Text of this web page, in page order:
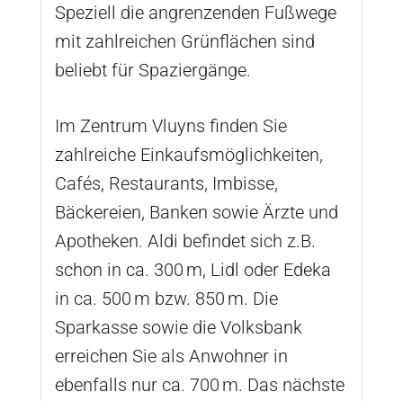
Speziell die angrenzenden Fußwege
mit zahlreichen Grünflächen sind
beliebt für Spaziergänge.
Im Zentrum Vluyns finden Sie
zahlreiche Einkaufsmöglichkeiten,
Cafés, Restaurants, Imbisse,
Bäckereien, Banken sowie Ärzte und
Apotheken. Aldi befindet sich z.B.
schon in ca. 300 m, Lidl oder Edeka
in ca. 500 m bzw. 850 m. Die
Sparkasse sowie die Volksbank
erreichen Sie als Anwohner in
ebenfalls nur ca. 700 m. Das nächste